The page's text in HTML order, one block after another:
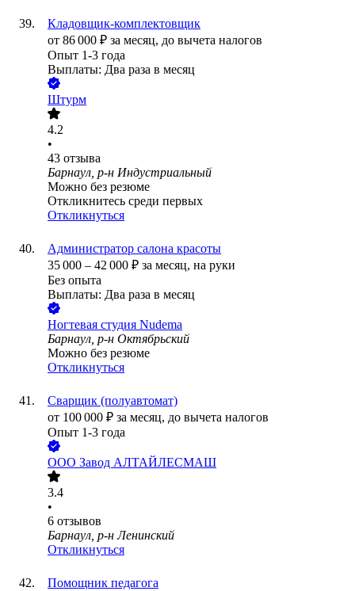
Кладовщик-комплектовщик
от 86 000 ₽ за месяц, до вычета налогов
Опыт 1-3 года
Выплаты: Два раза в месяц
Штурм
4.2
•
43 отзыва
Барнаул, р-н Индустриальный
Можно без резюме
Откликнитесь среди первых
Откликнуться
Администратор салона красоты
35 000 – 42 000 ₽ за месяц, на руки
Без опыта
Выплаты: Два раза в месяц
Ногтевая студия Nudema
Барнаул, р-н Октябрьский
Можно без резюме
Откликнуться
Сварщик (полуавтомат)
от 100 000 ₽ за месяц, до вычета налогов
Опыт 1-3 года
ООО Завод АЛТАЙЛЕСМАШ
3.4
•
6 отзывов
Барнаул, р-н Ленинский
Откликнуться
Помощник педагога